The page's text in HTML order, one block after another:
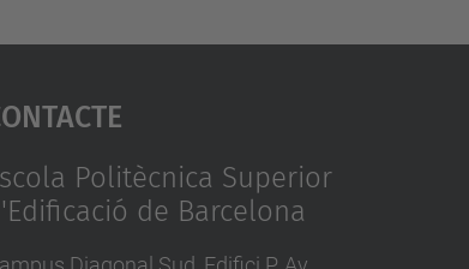
Politècnica Superior
de Barcelona